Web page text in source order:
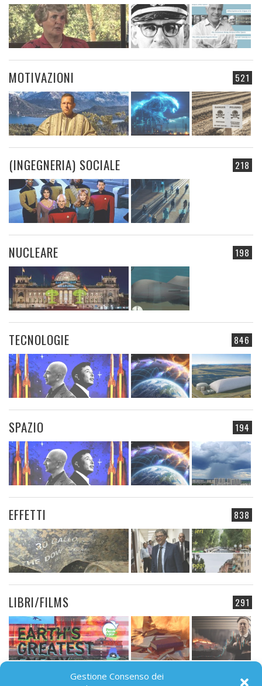
Gestione Consenso dei
521
MOTIVAZIONI
218
(INGEGNERIA) SOCIALE
198
NUCLEARE
846
TECNOLOGIE
194
SPAZIO
838
EFFETTI
291
LIBRI/FILMS